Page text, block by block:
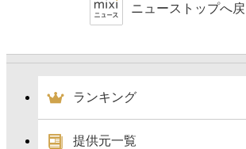
ニューストップへ
ランキング
提供元一覧